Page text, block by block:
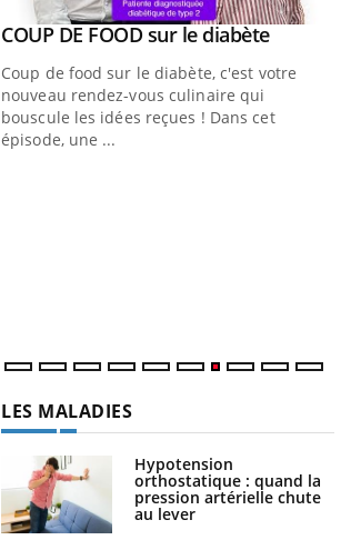
Youtube
COUP DE FOOD sur le diabèteYoutube
Coup de food sur le diabète, c'est votre
nouveau rendez-vous culinaire qui
bouscule les idées reçues ! Dans cet
épisode, une ...
LES MALADIES
Hypotension
orthostatique : quand la
pression artérielle chute
au lever